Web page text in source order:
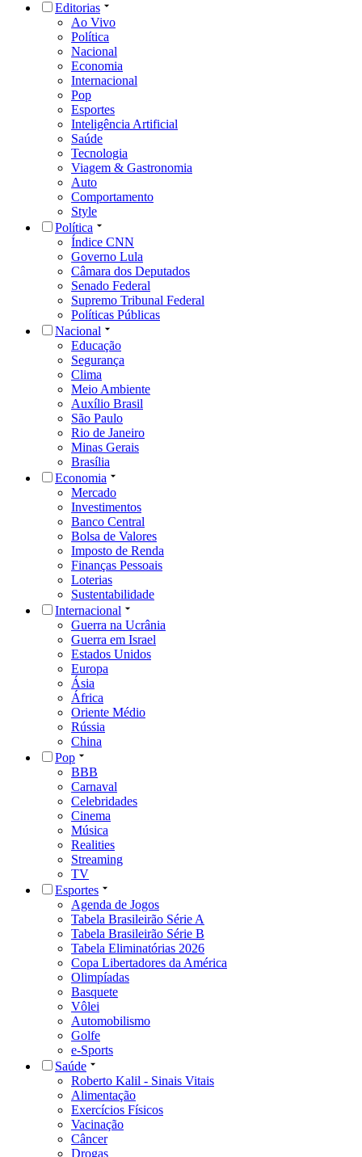
Editorias
Ao Vivo
Política
Nacional
Economia
Internacional
Pop
Esportes
Inteligência Artificial
Saúde
Tecnologia
Viagem & Gastronomia
Auto
Comportamento
Style
Política
Índice CNN
Governo Lula
Câmara dos Deputados
Senado Federal
Supremo Tribunal Federal
Políticas Públicas
Nacional
Educação
Segurança
Clima
Meio Ambiente
Auxílio Brasil
São Paulo
Rio de Janeiro
Minas Gerais
Brasília
Economia
Mercado
Investimentos
Banco Central
Bolsa de Valores
Imposto de Renda
Finanças Pessoais
Loterias
Sustentabilidade
Internacional
Guerra na Ucrânia
Guerra em Israel
Estados Unidos
Europa
Ásia
África
Oriente Médio
Rússia
China
Pop
BBB
Carnaval
Celebridades
Cinema
Música
Realities
Streaming
TV
Esportes
Agenda de Jogos
Tabela Brasileirão Série A
Tabela Brasileirão Série B
Tabela Eliminatórias 2026
Copa Libertadores da América
Olimpíadas
Basquete
Vôlei
Automobilismo
Golfe
e-Sports
Saúde
Roberto Kalil - Sinais Vitais
Alimentação
Exercícios Físicos
Vacinação
Câncer
Drogas